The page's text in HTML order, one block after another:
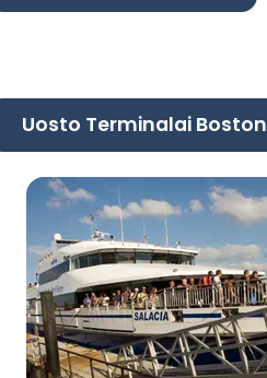
Uosto Terminalai Boston